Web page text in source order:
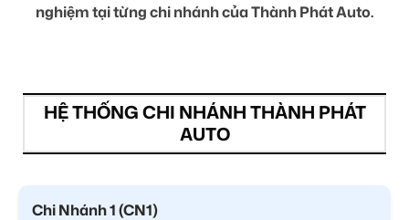
nghiệm tại từng chi nhánh của Thành Phát Auto.
HỆ THỐNG CHI NHÁNH THÀNH PHÁT
AUTO
Chi Nhánh 1 (CN1)